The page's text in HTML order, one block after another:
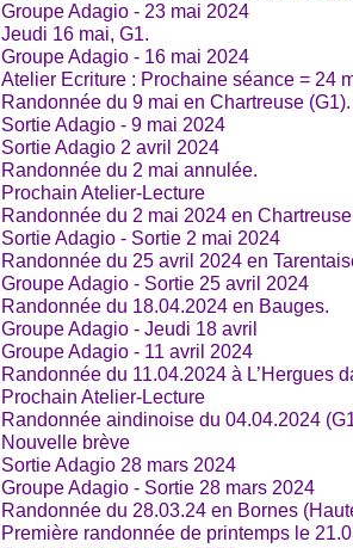
Groupe Adagio - 23 mai 2024
Jeudi 16 mai, G1.
Groupe Adagio - 16 mai 2024
Atelier Ecriture : Prochaine séance = 24
Randonnée du 9 mai en Chartreuse (G1).
Sortie Adagio - 9 mai 2024
Sortie Adagio 2 avril 2024
Randonnée du 2 mai annulée.
Prochain Atelier-Lecture
Randonnée du 2 mai 2024 en
Sortie Adagio - Sortie 2 mai 2024
Randonnée du 25 avril 2024 en
Groupe Adagio - Sortie 25 avril 2024
Randonnée du 18.04.2024 en Bauges.
Groupe Adagio - Jeudi 18 avril
Groupe Adagio - 11 avril 2024
Randonnée du 11.04.2024 à L’Hergues
Prochain Atelier-Lecture
Randonnée aindinoise du 04.04.2024
Nouvelle brève
Sortie Adagio 28 mars 2024
Groupe Adagio - Sortie 28 mars 2024
Randonnée du 28.03.24 en Bornes
Première randonnée de printemps le